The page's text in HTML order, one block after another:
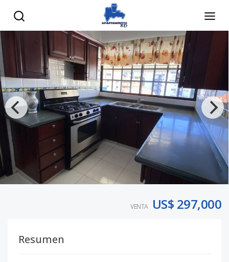
VENTA US$ 297,000
Resumen